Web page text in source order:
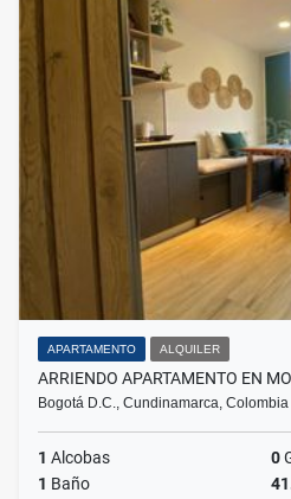
APARTAMENTO ALQUILER
ARRIENDO APARTAMENTO EN
Bogotá D.C., Cundinamarca, Colombia
1 Alcobas 0
1 Baño